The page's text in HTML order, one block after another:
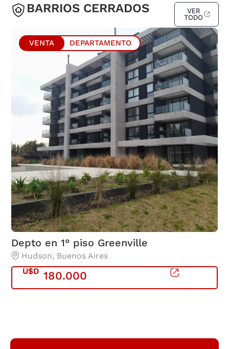
BARRIOS CERRADOS
VER
TODO
VENTA DEPARTAMENTO
Depto en 1° piso Greenville
Hudson, Buenos Aires
U$D 180.000